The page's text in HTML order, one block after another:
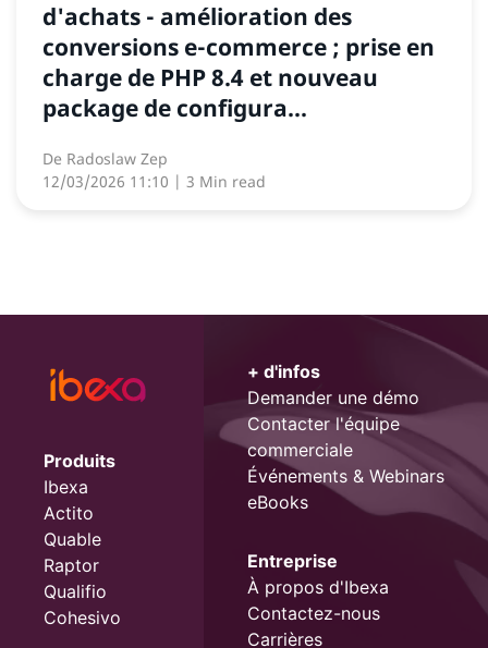
d'achats - amélioration des
conversions e-commerce ; prise en
charge de PHP 8.4 et nouveau
package de configura...
De Radoslaw Zep
12/03/2026 11:10 | 3 Min read